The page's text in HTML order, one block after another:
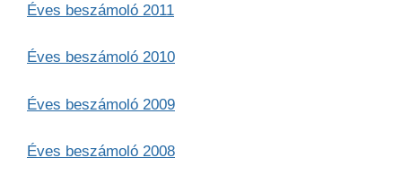
Éves beszámoló 2011
Éves beszámoló 2010
Éves beszámoló 2009
Éves beszámoló 2008